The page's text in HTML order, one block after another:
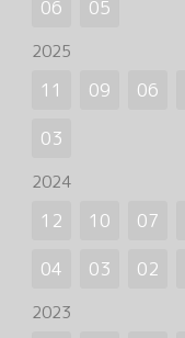
06 05
2025
11 09 06
03
2024
12 10 07
04
03 02
2023